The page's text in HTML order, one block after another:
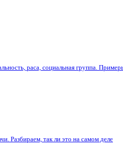
раса, социальная группа.
Разбираем, так ли это на самом деле